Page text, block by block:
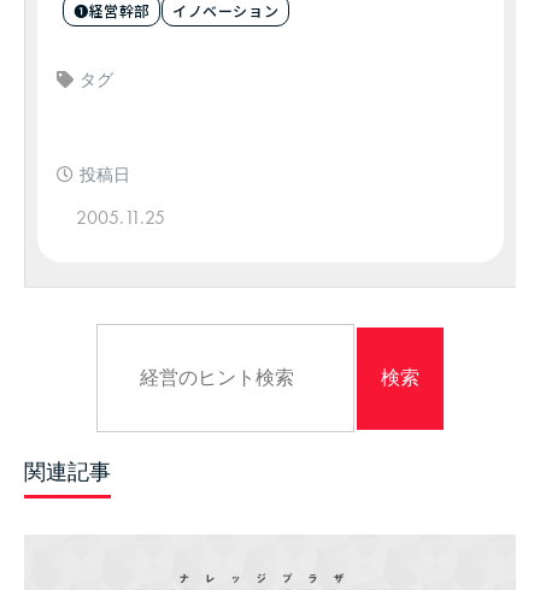
❶経営幹部 イノベーション
タグ
投稿日
2005.11.25
関連記事